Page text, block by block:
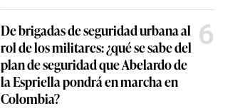
De brigadas de seguridad urbana al
rol de los militares: ¿qué se sabe del
plan de seguridad que Abelardo de
la Espriella pondrá en marcha en
Colombia?
6